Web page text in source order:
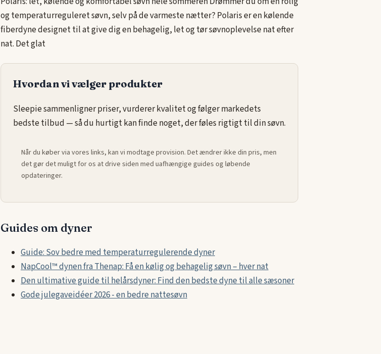
og temperaturreguleret søvn, selv på de varmeste nætter? Polaris er en kølende
fiberdyne designet til at give dig en behagelig, let og tør søvnoplevelse nat efter
nat. Det glat
Hvordan vi vælger produkter
Sleepie sammenligner priser, vurderer kvalitet og følger markedets
bedste tilbud — så du hurtigt kan finde noget, der føles rigtigt til din søvn.
Når du køber via vores links, kan vi modtage provision. Det ændrer ikke din pris, men
det gør det muligt for os at drive siden med uafhængige guides og løbende
opdateringer.
Guides om dyner
Guide: Sov bedre med temperaturregulerende dyner
NapCool™ dynen fra Thenap: Få en kølig og behagelig søvn – hver nat
Den ultimative guide til helårsdyner: Find den bedste dyne til alle sæsoner
Gode julegaveidéer 2026 - en bedre nattesøvn